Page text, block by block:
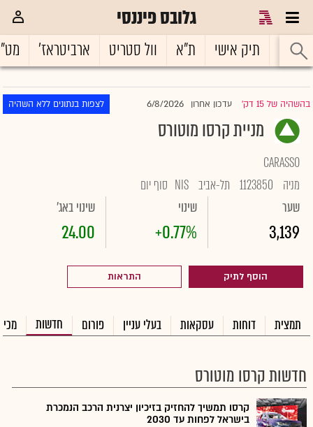
גלובס פיננסי
ראשי תיק אישי ת"א וול סטריט ארביטראז'
בהשהיה של 15 דק' |עדכון אחרון 6/8/2026 לצפות בנתונים ללא השהיה
מניית קרסו מוטורס
CARASSO
מניה
1123850 תל-אביב NIS סוף יום
שער
3,139
שינוי
+0.77%
שינוי באג'
24.00
הוסף לתיק התראות
תמצית דוחות עסקאות בעלי עניין פורום חדשות
חדשות קרסו מוטורס
קרסו תמשיך להחזיק בזיכיון יצרנית הרכב הנמכרת
בישראל לפחות עד 2030